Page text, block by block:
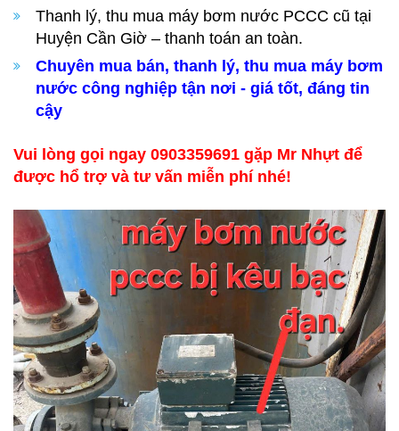
Thanh lý, thu mua máy bơm nước PCCC cũ tại
Huyện Cần Giờ – thanh toán an toàn.
Chuyên mua bán, thanh lý, thu mua máy bơm
nước công nghiệp tận nơi - giá tốt, đáng tin
cậy
Vui lòng gọi ngay 0903359691 gặp Mr Nhựt để
được hổ trợ và tư vấn miễn phí nhé!